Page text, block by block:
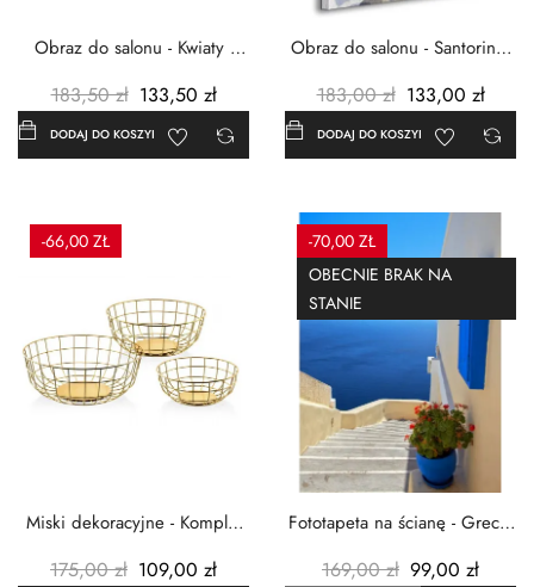
Obraz do salonu - Kwiaty -
183,50 zł 133,50 zł
DODAJ DO KOSZYKA
Obraz do salonu - Santorini -
183,00 zł 133,00 zł
DODAJ DO KOSZYKA
-66,00 ZŁ
Miski dekoracyjne - Komplet
175,00 zł 109,00 zł
-70,00 ZŁ
OBECNIE BRAK NA
STANIE
Fototapeta na ścianę - Grecja
169,00 zł 99,00 zł